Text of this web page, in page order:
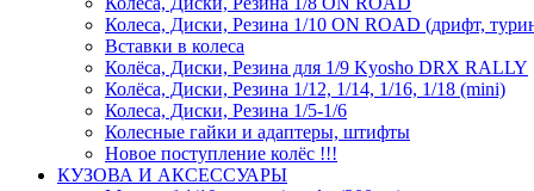
Колеса, Диски, Резина 1/10 ON ROAD (дрифт,
Вставки в колеса
Колёса, Диски, Резина для 1/9 Kyosho DRX RALLY
Колёса, Диски, Резина 1/12, 1/14, 1/16, 1/18 (mini)
Колеса, Диски, Резина 1/5-1/6
Колесные гайки и адаптеры, штифты
Новое поступление колёс !!!
КУЗОВА И АКСЕССУАРЫ